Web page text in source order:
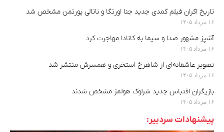
تاریخ اکران فیلم کمدی جدید جنا اورتگا و ناتالی پورتمن مشخص شد
۱۶ مرداد ۱۴۰۵
آشپز مشهور صدا و سیما به کانادا مهاجرت کرد
۱۶ مرداد ۱۴۰۵
تصویر عاشقانه‌ای از شاهرخ استخری و همسرش منتشر شد
۱۶ مرداد ۱۴۰۵
بازیگران اقتباس جدید شرلوک هولمز مشخص شدند
۱۶ مرداد ۱۴۰۵
پیشنهادات سردبیر: